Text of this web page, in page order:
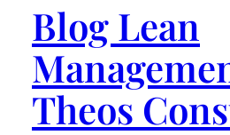
Blog Lean
Theos